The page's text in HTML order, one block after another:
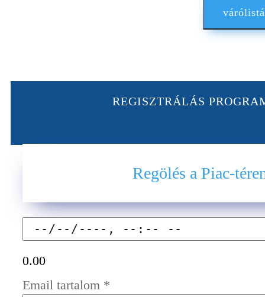
REGISZTRÁLÁS
Regölés a Piac-
0.00
Email tartalom *